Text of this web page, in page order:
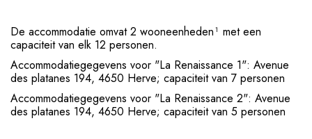
De accommodatie omvat 2 wooneenheden¹ met een
capaciteit van elk 12 personen.
Accommodatiegegevens voor "La Renaissance 1": Avenue
des platanes 194, 4650 Herve; capaciteit van 7 personen
Accommodatiegegevens voor "La Renaissance 2": Avenue
des platanes 194, 4650 Herve; capaciteit van 5 personen